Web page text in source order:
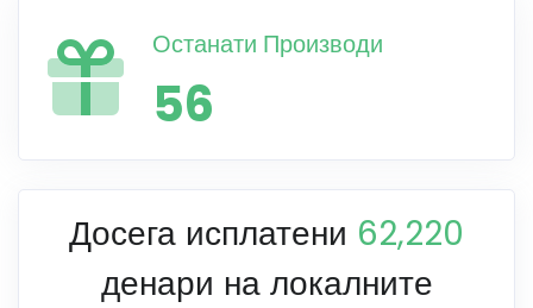
Останати Производи
56
Досега исплатени 62,220
денари на локалните